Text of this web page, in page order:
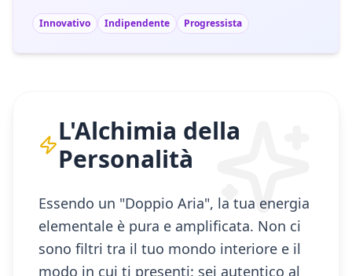
Innovativo Indipendente Progressista
L'Alchimia della
Personalità
Essendo un "Doppio Aria", la tua energia
elementale è pura e amplificata. Non ci
sono filtri tra il tuo mondo interiore e il
modo in cui ti presenti: sei autentico al